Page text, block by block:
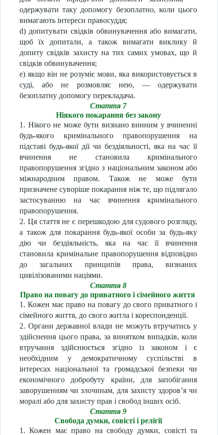
одержувати таку допомогу безоплатно, коли цього
вимагають інтереси правосуддя;
d) допитувати свідків обвинувачення або вимагати,
щоб їх допитали, а також вимагати виклику й
допиту свідків захисту на тих самих умовах, що й
свідків обвинувачення;
e) якщо він не розуміє мови, яка використовується в
суді, або не розмовляє нею, — одержувати
безоплатну допомогу перекладача.
Стаття 7
Ніякого покарання без закону
1. Нікого не може бути визнано винним у вчиненні
будь-якого кримінального правопорушення на
підставі будь-якої дії чи бездіяльності, яка на час її
вчинення не становила кримінального
правопорушення згідно з національним законом або
міжнародним правом. Також не може бути
призначене суворіше покарання ніж те, що підлягало
застосуванню на час вчинення кримінального
правопорушення.
2. Ця стаття не є перешкодою для судового розгляду,
а також для покарання будь-якої особи за будь-яку
дію чи бездіяльність, яка на час її вчинення
становила кримінальне правопорушення відповідно
до загальних принципів права, визнаних
цивілізованими націями.
Стаття 8
Право на повагу до приватного і сімейного життя
1. Кожен має право на повагу до свого приватного і
сімейного життя, до свого житла і кореспонденції.
2. Органи державної влади не можуть втручатись у
здійснення цього права, за винятком випадків, коли
втручання здійснюється згідно із законом і є
необхідним у демократичному суспільстві в
інтересах національної та громадської безпеки чи
економічного добробуту країни, для запобігання
заворушенням чи злочинам, для захисту здоров’я чи
моралі або для захисту прав і свобод інших осіб.
Стаття 9
Свобода думки, совісті і релігії
1. Кожен має право на свободу думки, совісті та